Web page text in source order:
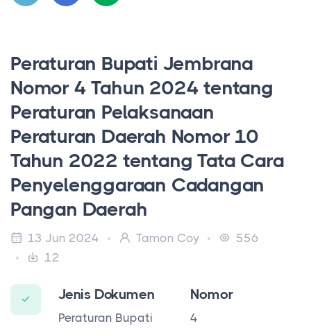
Peraturan Bupati Jembrana
Nomor 4 Tahun 2024 tentang
Peraturan Pelaksanaan
Peraturan Daerah Nomor 10
Tahun 2022 tentang Tata Cara
Penyelenggaraan Cadangan
Pangan Daerah
13 Jun 2024 Tamon Coy
556
12
Jenis Dokumen
Peraturan Bupati
Nomor
4